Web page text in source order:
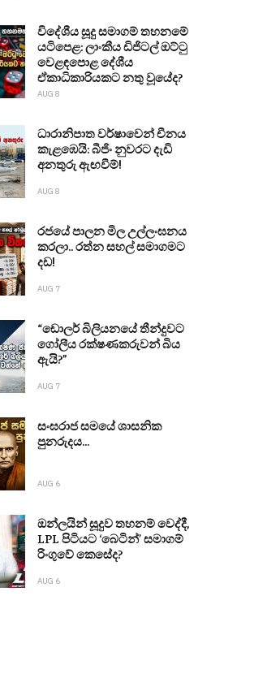
විදේශීය සූදු සමාගම් තහනමේ
යටිපෙළ: ලාංකීය ඩිජිටල් ඔට්ටු
වෙළඳපොළ දේශීය
ඒකාධිකාරියකට නතු වූයේද?
AUG 8
ධාරානිපාත වර්ෂාවෙන් චීනය
කැළඹෙයි: බීජිං නුවරට දැඩි
අනතුරු ඇඟවීම්!
AUG 8
රජයේ පාලන මිල උල්ලංඝනය
කරලා.. රත්න සහල් සමාගමට
දඩ!
AUG 7
“ඩොලර් බිලියනයේ තීන්දුවට
ගෝලීය රක්ෂණකරුවන් බිය
ඇයි?”
AUG 7
සංඝරාජ සමයේ ශාසනික
පුනරුදය...
AUG 6
ඔන්ලයින් සූදුව තහනම් වෙද්දී,
LPL පිටියට ‘බෙටින්’ සමාගම්
රිංගුවේ කෙසේද?
AUG 6